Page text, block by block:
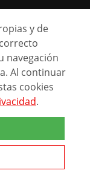
de Madrid -
y de
navegación
Al continuar
cookies
.